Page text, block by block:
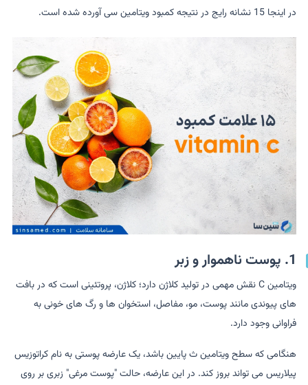
در اینجا 15 نشانه رایج در نتیجه کمبود ویتامین سی آورده شده است.
1. پوست ناهموار و زبر
ویتامین C نقش مهمی در تولید کلاژن دارد؛ کلاژن، پروتئینی است که در بافت
های پیوندی مانند پوست، مو، مفاصل، استخوان ها و رگ های خونی به
فراوانی وجود دارد.
هنگامی که سطح ویتامین ث پایین باشد، یک عارضه پوستی به نام کراتوزیس
پیلاریس می تواند بروز کند. در این عارضه، حالت "پوست مرغی" زبری بر روی